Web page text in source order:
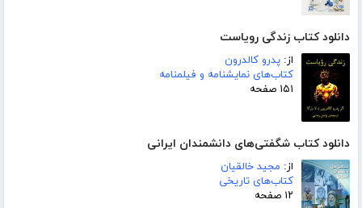
دانلود کتاب زندگی رویاست
از: پدرو کالدرون
کتاب‌های نمایشنامه و فیلمنامه
۱۵۱ صفحه
دانلود کتاب شگفتی‌های دانشمندان ایرانی
از: مجید خالقیان
کتاب‌های تاریخی
۱۲ صفحه